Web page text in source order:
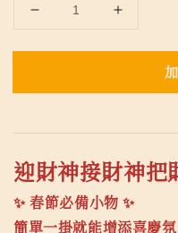
迎財神接財神把
✨ 春節必備小物 ✨
簡單一掛就能增添喜慶